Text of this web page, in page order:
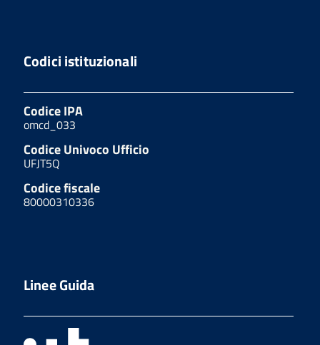
Codici istituzionali
Codice IPA
omcd_033
Codice Univoco Ufficio
UFJT5Q
Codice fiscale
80000310336
Linee Guida